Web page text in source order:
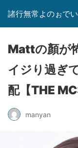
諸行無常よのぉで
Mattの顏が
イジり過ぎ
配【THE
manyan